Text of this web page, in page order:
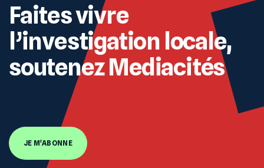
Faites vivre
l’investigation locale,
soutenez Mediacités
JE M'ABONNE